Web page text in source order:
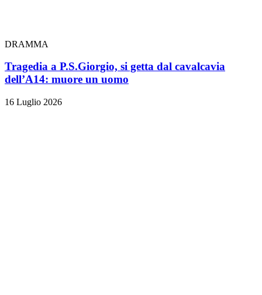
DRAMMA
Tragedia a P.S.Giorgio, si getta dal cavalcavia
dell’A14: muore un uomo
16 Luglio 2026